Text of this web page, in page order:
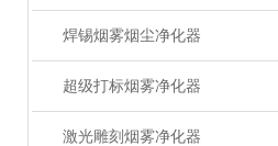
焊锡烟雾烟尘净化器
超级打标烟雾净化器
激光雕刻烟雾净化器